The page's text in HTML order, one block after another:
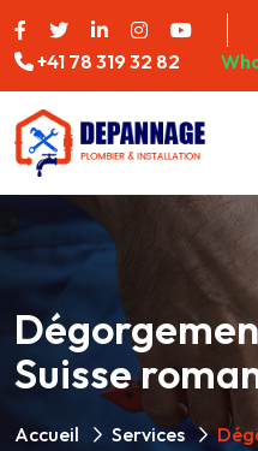
+41 78 319 32 82
Suisse
Accueil Services